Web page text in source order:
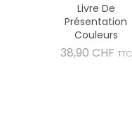
Livre De
Présentation
Couleurs
38,90 CHF Prix
TTC